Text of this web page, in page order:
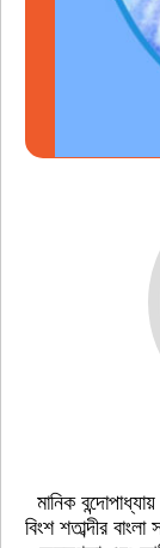
মানিক
বিংশ শতাব্দীর